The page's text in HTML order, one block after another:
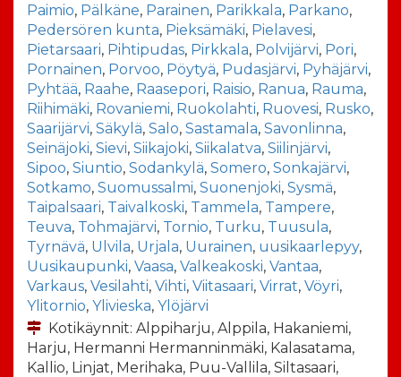
Paimio, Pälkäne, Parainen, Parikkala, Parkano,
Pedersören kunta, Pieksämäki, Pielavesi,
Pietarsaari, Pihtipudas, Pirkkala, Polvijärvi, Pori,
Pornainen, Porvoo, Pöytyä, Pudasjärvi, Pyhäjärvi,
Pyhtää, Raahe, Raasepori, Raisio, Ranua, Rauma,
Riihimäki, Rovaniemi, Ruokolahti, Ruovesi, Rusko,
Saarijärvi, Säkylä, Salo, Sastamala, Savonlinna,
Seinäjoki, Sievi, Siikajoki, Siikalatva, Siilinjärvi,
Sipoo, Siuntio, Sodankylä, Somero, Sonkajärvi,
Sotkamo, Suomussalmi, Suonenjoki, Sysmä,
Taipalsaari, Taivalkoski, Tammela, Tampere,
Teuva, Tohmajärvi, Tornio, Turku, Tuusula,
Tyrnävä, Ulvila, Urjala, Uurainen, uusikaarlepyy,
Uusikaupunki, Vaasa, Valkeakoski, Vantaa,
Varkaus, Vesilahti, Vihti, Viitasaari, Virrat, Vöyri,
Ylitornio, Ylivieska, Ylöjärvi
Kotikäynnit: Alppiharju, Alppila, Hakaniemi,
Harju, Hermanni Hermanninmäki, Kalasatama,
Kallio, Linjat, Merihaka, Puu-Vallila, Siltasaari,